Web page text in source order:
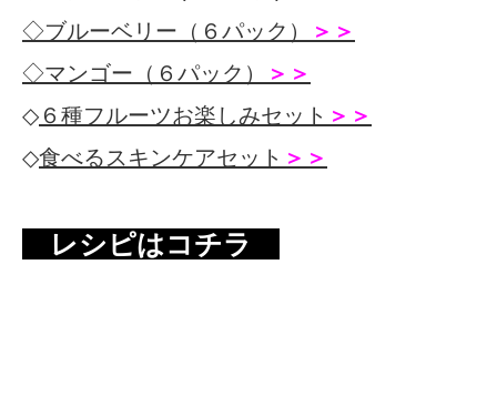
◇ブルーベリー（６パック）
＞＞
◇マンゴー（６パック）
＞＞
◇ ６種フルーツお楽しみセット ＞＞
◇食べるスキンケアセット ＞＞
レシピはコチラ